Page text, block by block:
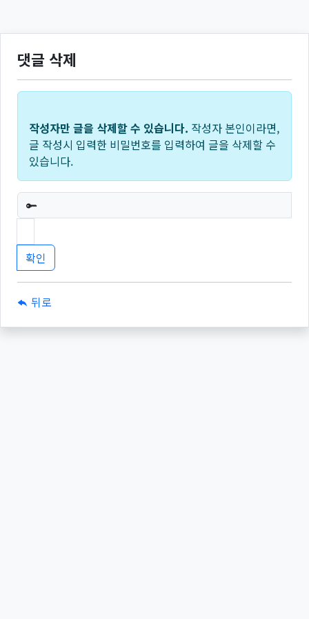
댓글 삭제
작성자만 글을 삭제할 수 있습니다. 작성자 본인이라면,
글 작성시 입력한 비밀번호를 입력하여 글을 삭제할 수
있습니다.
필수
뒤로